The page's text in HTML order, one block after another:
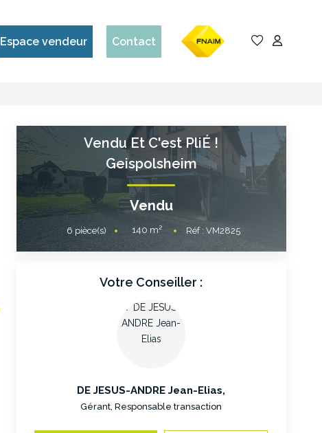
Espace vendeur Contact
Vendu Et C'est PliÉ !
Geispolsheim
Vendu
6 pièce(s) 140 m² Réf : VM2825
Votre Conseiller :
DE JESUS-ANDRE Jean-Elias,
Gérant, Responsable transaction